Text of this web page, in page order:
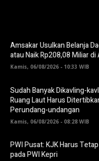
Amsakar Usulkan Belanja
atau Naik Rp208,08 Miliar
Kamis, 06/08/2026 - 10:33 WIB
Sudah Banyak Dikavling-
Ruang Laut Harus
Perundang-undangan
Kamis, 06/08/2026 - 08:28 WIB
PWI Pusat: KJK Harus
pada PWI Kepri